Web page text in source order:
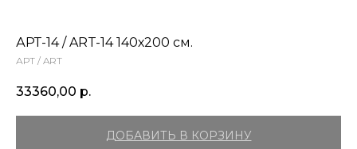
АРТ-14 / ART-14 140х200 см.
АРТ / ART
33360,00 р.
ДОБАВИТЬ В КОРЗИНУ